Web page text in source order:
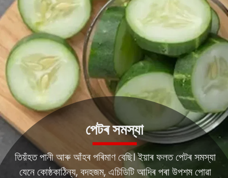
তিয়ঁহত পানী আৰু আঁহৰ পৰিমাণ বেছি। ইয়াৰ ফলত পেটৰ সমস্যা
যেনে কোষ্ঠকাঠিন্য, বদহজম, এচিডিটি আদিৰ পৰা উপশম পোৱা
পেটৰ সমস্যা